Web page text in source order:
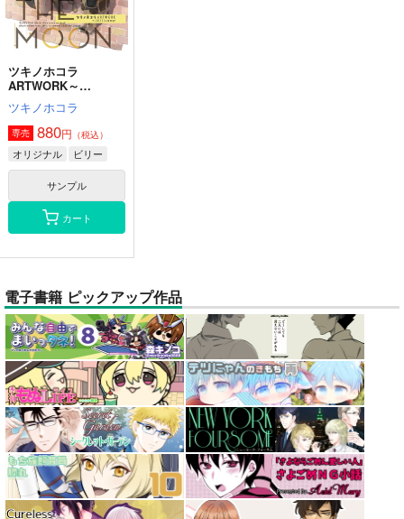
ツキノホコラ
ARTWORK～
2023Summer
ツキノホコラ
専売 880円 （税込）
オリジナル ビリー
サンプル
カート
電子書籍 ピックアップ作品